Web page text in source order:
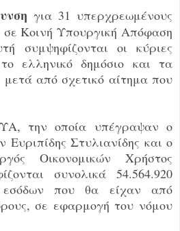
για 31 υπερχρεωμένους
σε Κοινή Υπουργική Απόφαση
συμψηφίζονται οι κύριες
ελληνικό δημόσιο και τα
από σχετικό αίτημα που
την οποία υπέγραψαν ο
Στυλιανίδης και ο
Οικονομικών Χρήστος
συνολικά 54.564.920
που θα είχαν από
σε εφαρμογή του νόμου